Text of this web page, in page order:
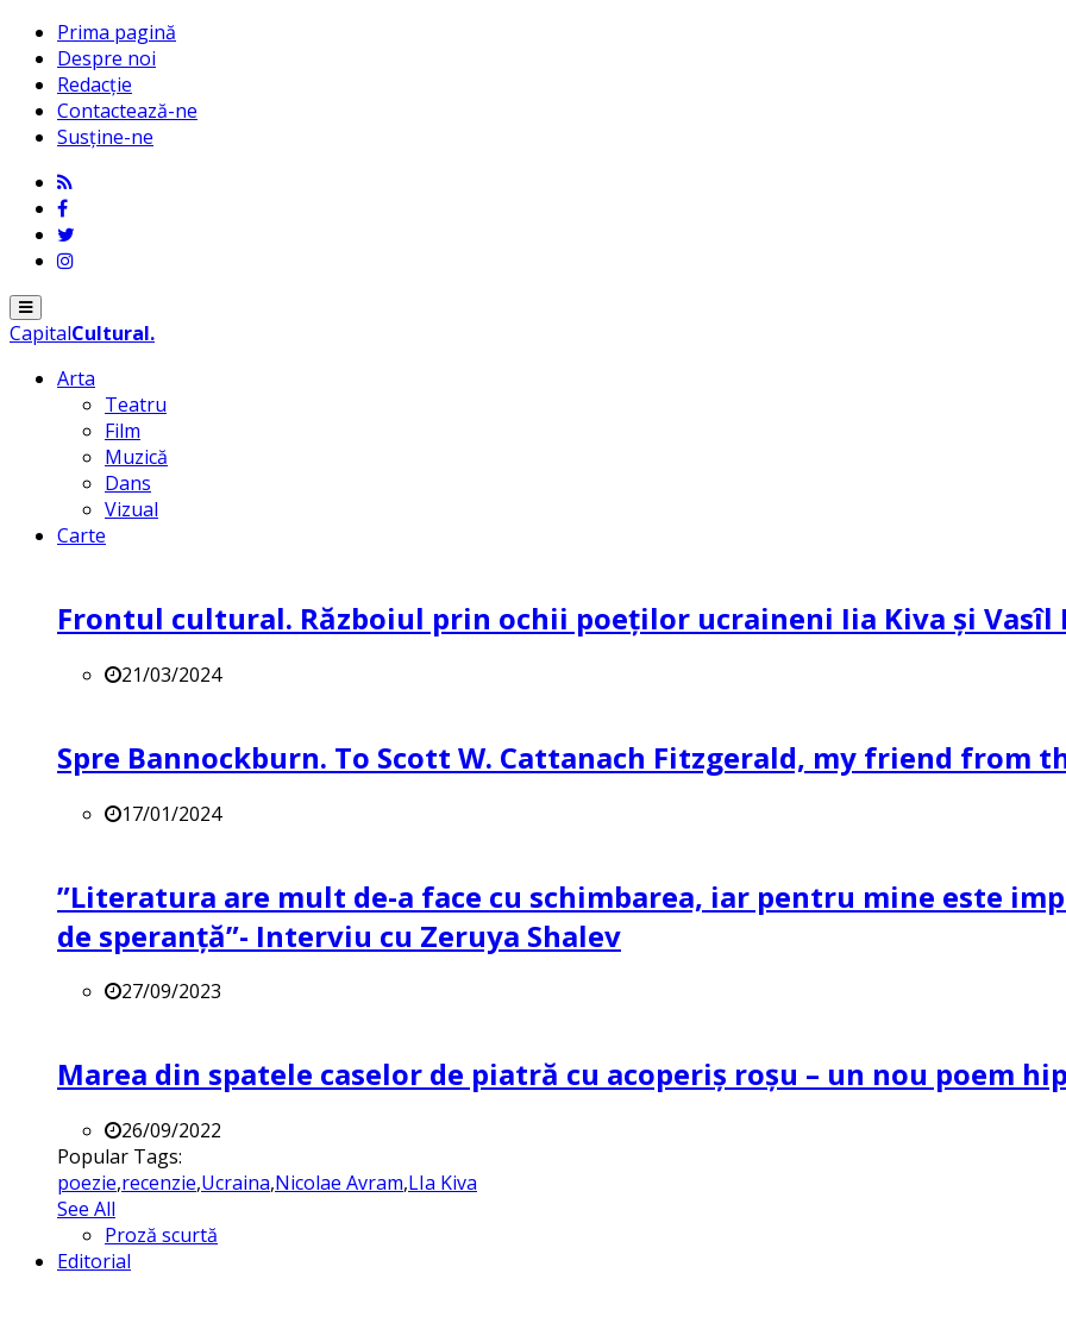
Prima pagină
Despre noi
Redacție
Contactează-ne
Susține-ne
Menu
CapitalCultural.
Arta
Teatru
Film
Muzică
Dans
Vizual
Carte
Frontul cultural. Războiul prin ochii poeților ucraineni Iia Kiva și Vasîl
21/03/2024
Spre Bannockburn. To Scott W. Cattanach Fitzgerald, my friend from
17/01/2024
”Literatura are mult de-a face cu schimbarea, iar pentru mine este
de speranță”- Interviu cu Zeruya Shalev
27/09/2023
Marea din spatele caselor de piatră cu acoperiș roșu – un nou poem
26/09/2022
Popular Tags:
poezie,recenzie,Ucraina,Nicolae Avram,LIa Kiva
See All
Proză scurtă
Editorial